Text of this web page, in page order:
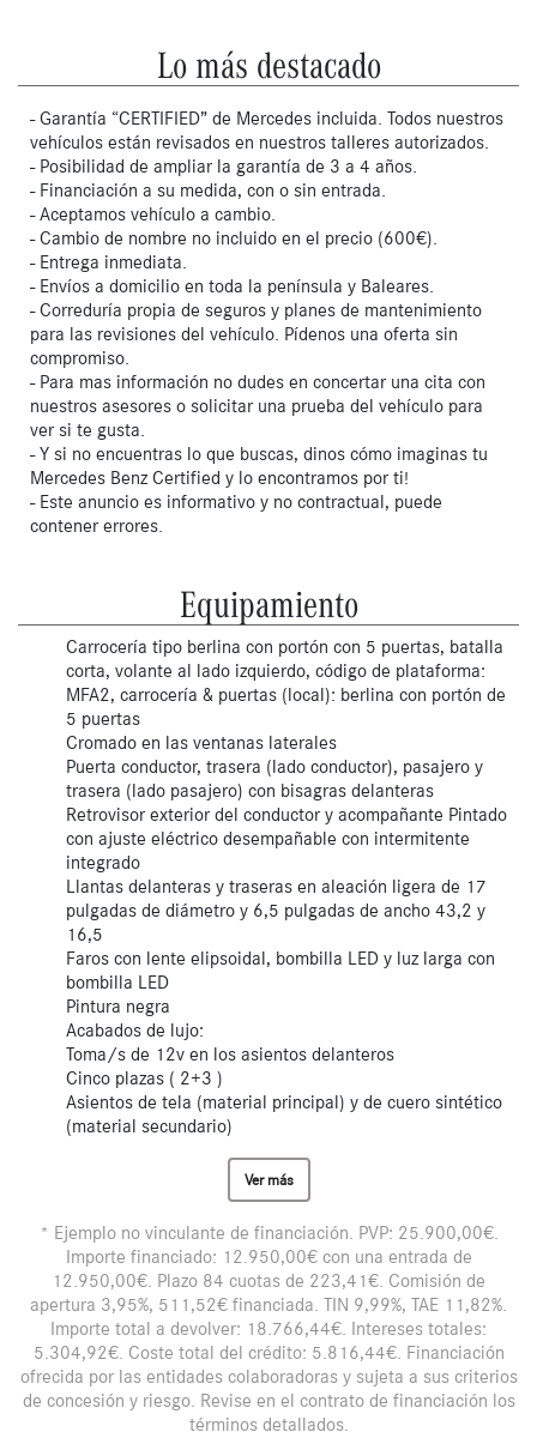
Lo más destacado
- Garantía “CERTIFIED” de Mercedes incluida. Todos nuestros
vehículos están revisados en nuestros talleres autorizados.
- Posibilidad de ampliar la garantía de 3 a 4 años.
- Financiación a su medida, con o sin entrada.
- Aceptamos vehículo a cambio.
- Cambio de nombre no incluido en el precio (600€).
- Entrega inmediata.
- Envíos a domicilio en toda la península y Baleares.
- Correduría propia de seguros y planes de mantenimiento
para las revisiones del vehículo. Pídenos una oferta sin
compromiso.
- Para mas información no dudes en concertar una cita con
nuestros asesores o solicitar una prueba del vehículo para
ver si te gusta.
- Y si no encuentras lo que buscas, dinos cómo imaginas tu
Mercedes Benz Certified y lo encontramos por ti!
- Este anuncio es informativo y no contractual, puede
contener errores.
Equipamiento
Carrocería tipo berlina con portón con 5 puertas, batalla
corta, volante al lado izquierdo, código de plataforma:
MFA2, carrocería & puertas (local): berlina con portón de
5 puertas
Cromado en las ventanas laterales
Puerta conductor, trasera (lado conductor), pasajero y
trasera (lado pasajero) con bisagras delanteras
Retrovisor exterior del conductor y acompañante Pintado
con ajuste eléctrico desempañable con intermitente
integrado
Llantas delanteras y traseras en aleación ligera de 17
pulgadas de diámetro y 6,5 pulgadas de ancho 43,2 y
16,5
Faros con lente elipsoidal, bombilla LED y luz larga con
bombilla LED
Pintura negra
Acabados de lujo:
Toma/s de 12v en los asientos delanteros
Cinco plazas ( 2+3 )
Asientos de tela (material principal) y de cuero sintético
(material secundario)
Ver más
* Ejemplo no vinculante de financiación. PVP: 25.900,00€.
Importe financiado: 12.950,00€ con una entrada de
12.950,00€. Plazo 84 cuotas de 223,41€. Comisión de
apertura 3,95%, 511,52€ financiada. TIN 9,99%, TAE 11,82%.
Importe total a devolver: 18.766,44€. Intereses totales:
5.304,92€. Coste total del crédito: 5.816,44€. Financiación
ofrecida por las entidades colaboradoras y sujeta a sus criterios
de concesión y riesgo. Revise en el contrato de financiación los
términos detallados.